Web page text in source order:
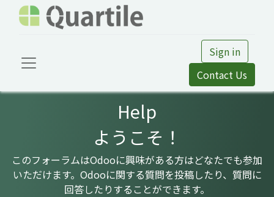
Sign in
Contact Us
Help
ようこそ！
このフォーラムはOdooに興味がある方はどなたでも参加
いただけます。Odooに関する質問を投稿したり、質問に
回答したりすることができます。